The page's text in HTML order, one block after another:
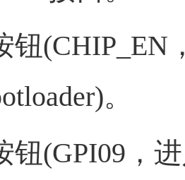
钮
。
钮(GPI09，